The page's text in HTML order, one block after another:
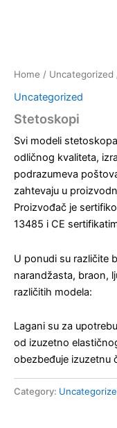
Home / Uncategorized
Uncategorized
Stetoskopi
Svi modeli
odličnog kvaliteta,
podrazumeva
zahtevaju u
Proizvođač je
13485 i CE
U ponudi su različite
narandžasta, braon,
različitih modela:
Lagani su za
od izuzetno
obezbeđuje izuzetnu
Category: